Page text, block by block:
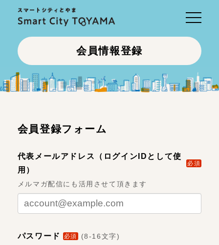
会員情報登録
会員登録フォーム
代表メールアドレス（ログインIDとして使
用）
必須
メルマガ配信にも活用させて頂きます
パスワード 必須 (8-16文字)